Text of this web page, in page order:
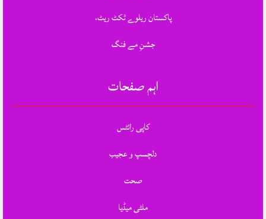
پاکستان ریلوے ٹکٹ ریٹ،
جشنِ مے فنگ
اہم صفحات
کاپی رائٹس
دلچسپ و عجیب
صحت
ملٹی میڈیا